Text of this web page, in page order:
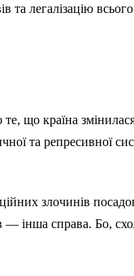
легалізацію
те, що країна
та репресивної
злочинів
справа. Бо,